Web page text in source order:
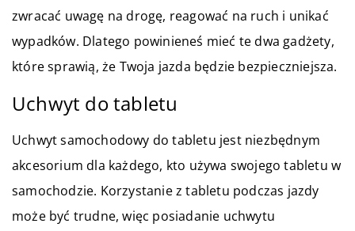
zwracać uwagę na drogę, reagować na ruch i unikać
wypadków. Dlatego powinieneś mieć te dwa gadżety,
które sprawią, że Twoja jazda będzie bezpieczniejsza.
Uchwyt do tabletu
Uchwyt samochodowy do tabletu jest niezbędnym
akcesorium dla każdego, kto używa swojego tabletu w
samochodzie. Korzystanie z tabletu podczas jazdy
może być trudne, więc posiadanie uchwytu